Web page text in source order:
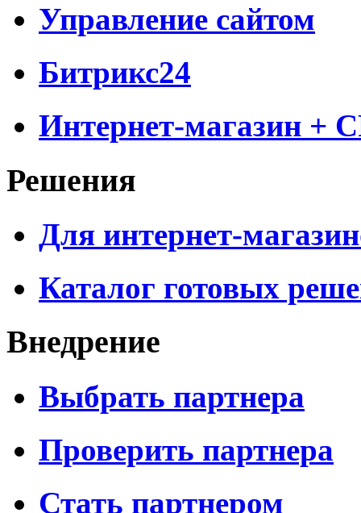
Управление сайтом
Битрикс24
Интернет-магазин +
Решения
Для интернет-
Каталог готовых
Внедрение
Выбрать партнера
Проверить партнера
Стать партнером